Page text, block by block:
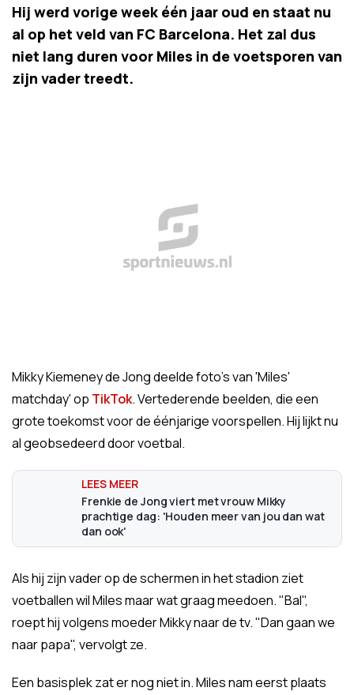
Hij werd vorige week één jaar oud en staat nu
al op het veld van FC Barcelona. Het zal dus
niet lang duren voor Miles in de voetsporen van
zijn vader treedt.
Mikky Kiemeney de Jong deelde foto's van 'Miles'
matchday' op TikTok. Vertederende beelden, die een
grote toekomst voor de éénjarige voorspellen. Hij lijkt nu
al geobsedeerd door voetbal.
Frenkie de Jong viert met vrouw Mikky
prachtige dag: 'Houden meer van jou dan wat
dan ook'
Als hij zijn vader op de schermen in het stadion ziet
voetballen wil Miles maar wat graag meedoen. "Bal",
roept hij volgens moeder Mikky naar de tv. "Dan gaan we
naar papa", vervolgt ze.
Een basisplek zat er nog niet in. Miles nam eerst plaats